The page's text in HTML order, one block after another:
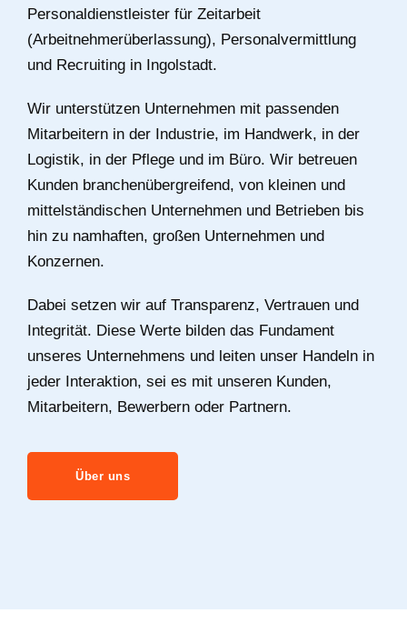
Personaldienstleister für Zeitarbeit
(Arbeitnehmerüberlassung), Personalvermittlung
und Recruiting in Ingolstadt.
Wir unterstützen Unternehmen mit passenden
Mitarbeitern in der Industrie, im Handwerk, in der
Logistik, in der Pflege und im Büro. Wir betreuen
Kunden branchenübergreifend, von kleinen und
mittelständischen Unternehmen und Betrieben bis
hin zu namhaften, großen Unternehmen und
Konzernen.
Dabei setzen wir auf Transparenz, Vertrauen und
Integrität. Diese Werte bilden das Fundament
unseres Unternehmens und leiten unser Handeln in
jeder Interaktion, sei es mit unseren Kunden,
Mitarbeitern, Bewerbern oder Partnern.
Über uns